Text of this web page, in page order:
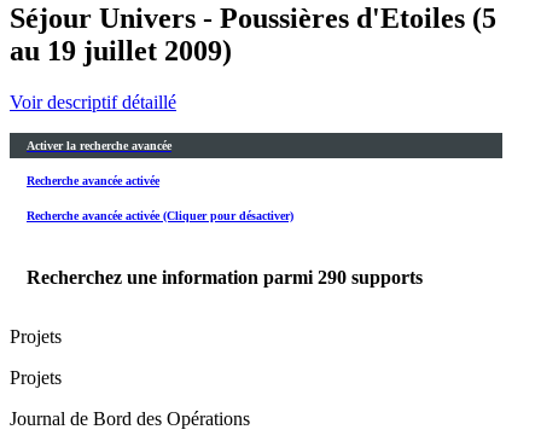
Séjour Univers - Poussières d'Etoiles (5
au 19 juillet 2009)
Voir descriptif détaillé
Activer la recherche avancée
Recherche avancée activée
Recherche avancée activée (Cliquer pour désactiver)
Recherchez une information parmi 290 supports
Projets
Projets
Journal de Bord des Opérations